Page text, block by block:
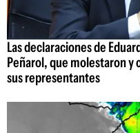
Las declaraciones de
Peñarol, que molestaron y
sus representantes